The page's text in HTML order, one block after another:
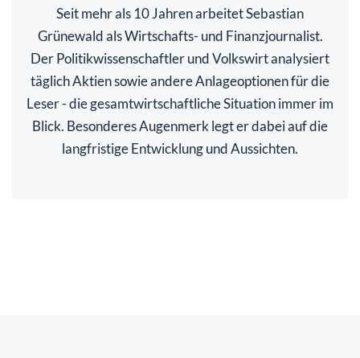
Seit mehr als 10 Jahren arbeitet Sebastian
Grünewald als Wirtschafts- und Finanzjournalist.
Der Politikwissenschaftler und Volkswirt analysiert
täglich Aktien sowie andere Anlageoptionen für die
Leser - die gesamtwirtschaftliche Situation immer im
Blick. Besonderes Augenmerk legt er dabei auf die
langfristige Entwicklung und Aussichten.